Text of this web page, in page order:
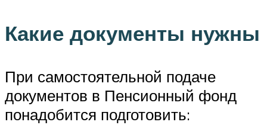
Какие документы нужны
При самостоятельной подаче
документов в Пенсионный фонд
понадобится подготовить: